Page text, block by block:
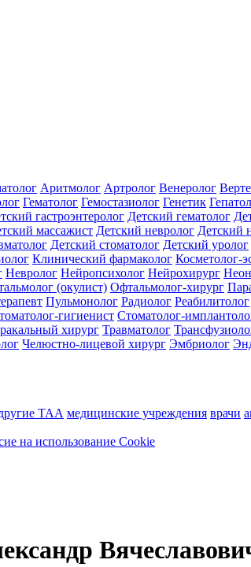
Аритмолог Артролог Венеролог
Гематолог Гемостазиолог Генетик
гастроэнтеролог Детский гематолог
массажист Детский невролог Детский
Детский стоматолог Детский уролог
Клинический фармаколог Косметолог-
Невролог Нейропсихолог Нейрохирург
(окулист) Офтальмолог-хирург
Пульмонолог Радиолог Реабилитолог
гигиенист Стоматолог-
хирург Травматолог
Челюстно-лицевой хирург Эмбриолог
ТАА медицинские учреждения врачи
на использование Cookie